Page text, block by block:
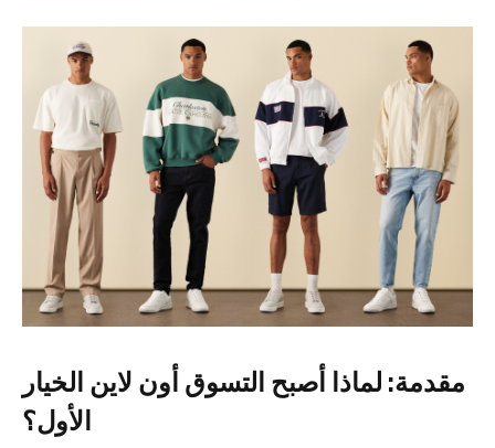
مقدمة: لماذا أصبح التسوق أون لاين الخيار
الأول؟